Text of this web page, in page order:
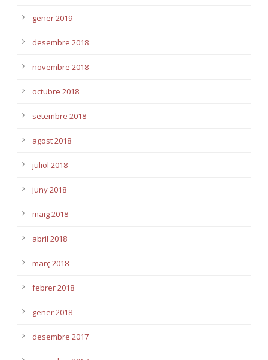
gener 2019
desembre 2018
novembre 2018
octubre 2018
setembre 2018
agost 2018
juliol 2018
juny 2018
maig 2018
abril 2018
març 2018
febrer 2018
gener 2018
desembre 2017